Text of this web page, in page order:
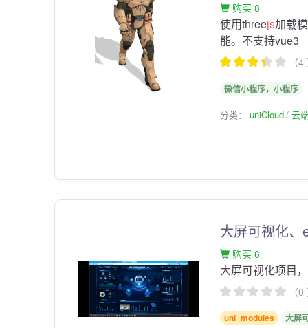
购买 8
使用threejs加载
能。不支持vue3
（
微信小程序，小程序
分类：uniCloud 云
大屏可视化
购买 6
大屏可视化项目
（
uni_modules 大屏